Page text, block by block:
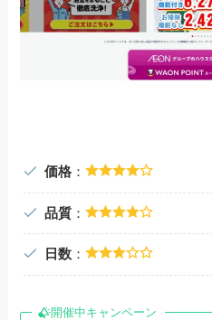
価格：
品質：
日数：
開催中キャンペーン